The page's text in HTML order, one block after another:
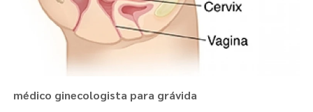
médico ginecologista para grávida